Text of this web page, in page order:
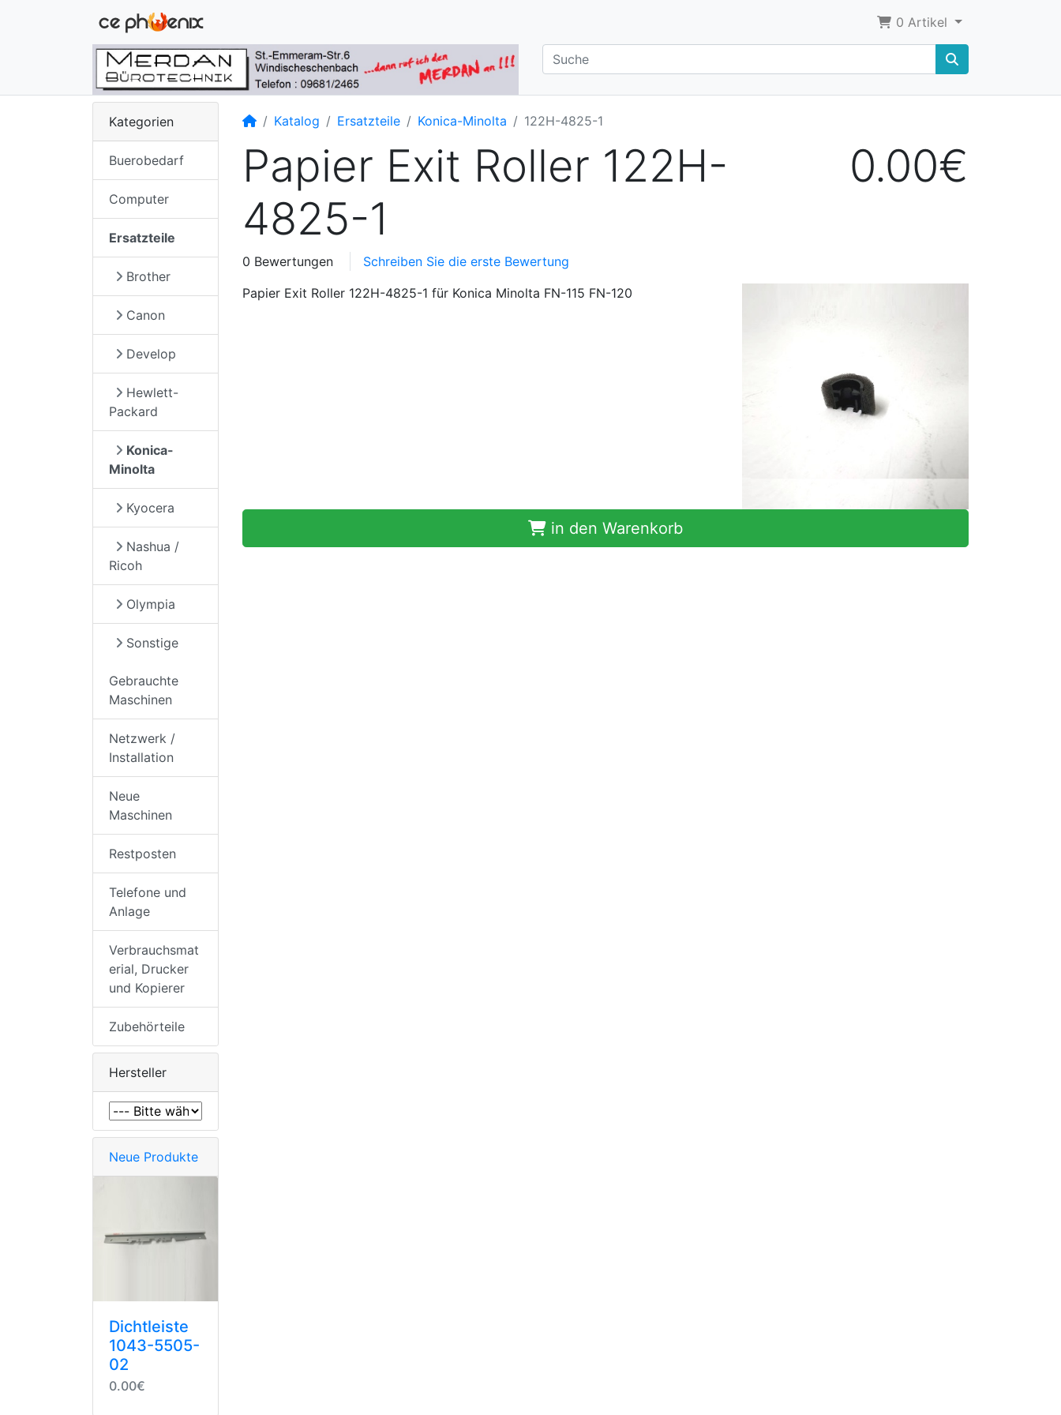
0 Artikel
Startseite
Katalog Ersatzteile Konica-Minolta 122H-4825-1
Papier Exit Roller 122H-
4825-1
0.00€
0 Bewertungen
Schreiben Sie die erste Bewertung
Papier Exit Roller 122H-4825-1 für Konica Minolta FN-115 FN-120
in den Warenkorb
Kategorien
Buerobedarf
Computer
Ersatzteile
Brother
Canon
Develop
Hewlett-
Packard
Konica-
Minolta
Kyocera
Nashua /
Ricoh
Olympia
Sonstige
Gebrauchte
Maschinen
Netzwerk /
Installation
Neue
Maschinen
Restposten
Telefone und
Anlage
Verbrauchsmat
erial, Drucker
und Kopierer
Zubehörteile
Hersteller
Neue Produkte
Dichtleiste
1043-5505-
02
0.00€